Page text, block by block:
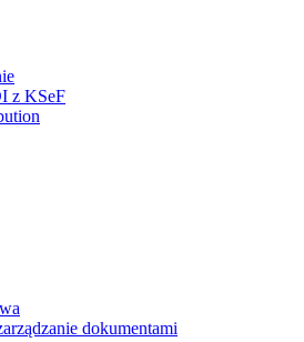
z KSeF
dokumentami